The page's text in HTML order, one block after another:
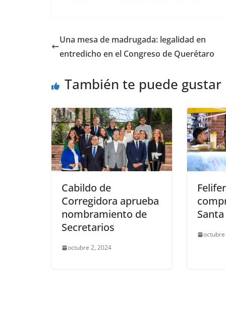
e
b
o
k
er l s
A
p
e
n
er
gr
a
p
ar
Una mesa de madrugada: legalidad en
entredicho en el Congreso de Querétaro
También te puede gustar
Cabildo de
Corregidora aprueba
nombramiento de
Secretarios
octubre 2, 2024